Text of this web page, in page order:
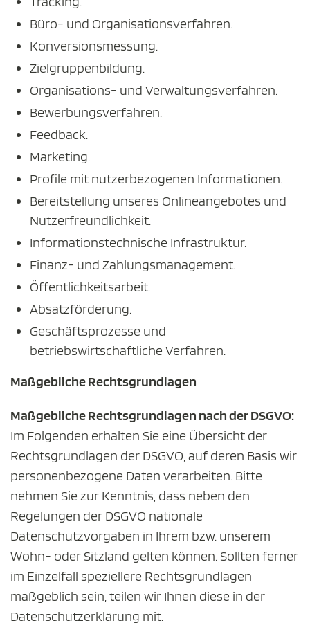
Büro- und Organisationsverfahren.
Konversionsmessung.
Zielgruppenbildung.
Organisations- und Verwaltungsverfahren.
Bewerbungsverfahren.
Feedback.
Marketing.
Profile mit nutzerbezogenen Informationen.
Bereitstellung unseres Onlineangebotes und
Nutzerfreundlichkeit.
Informationstechnische Infrastruktur.
Finanz- und Zahlungsmanagement.
Öffentlichkeitsarbeit.
Absatzförderung.
Geschäftsprozesse und
betriebswirtschaftliche Verfahren.
Maßgebliche Rechtsgrundlagen
Maßgebliche Rechtsgrundlagen nach der DSGVO:
Im Folgenden erhalten Sie eine Übersicht der
Rechtsgrundlagen der DSGVO, auf deren Basis wir
personenbezogene Daten verarbeiten. Bitte
nehmen Sie zur Kenntnis, dass neben den
Regelungen der DSGVO nationale
Datenschutzvorgaben in Ihrem bzw. unserem
Wohn- oder Sitzland gelten können. Sollten ferner
im Einzelfall speziellere Rechtsgrundlagen
maßgeblich sein, teilen wir Ihnen diese in der
Datenschutzerklärung mit.